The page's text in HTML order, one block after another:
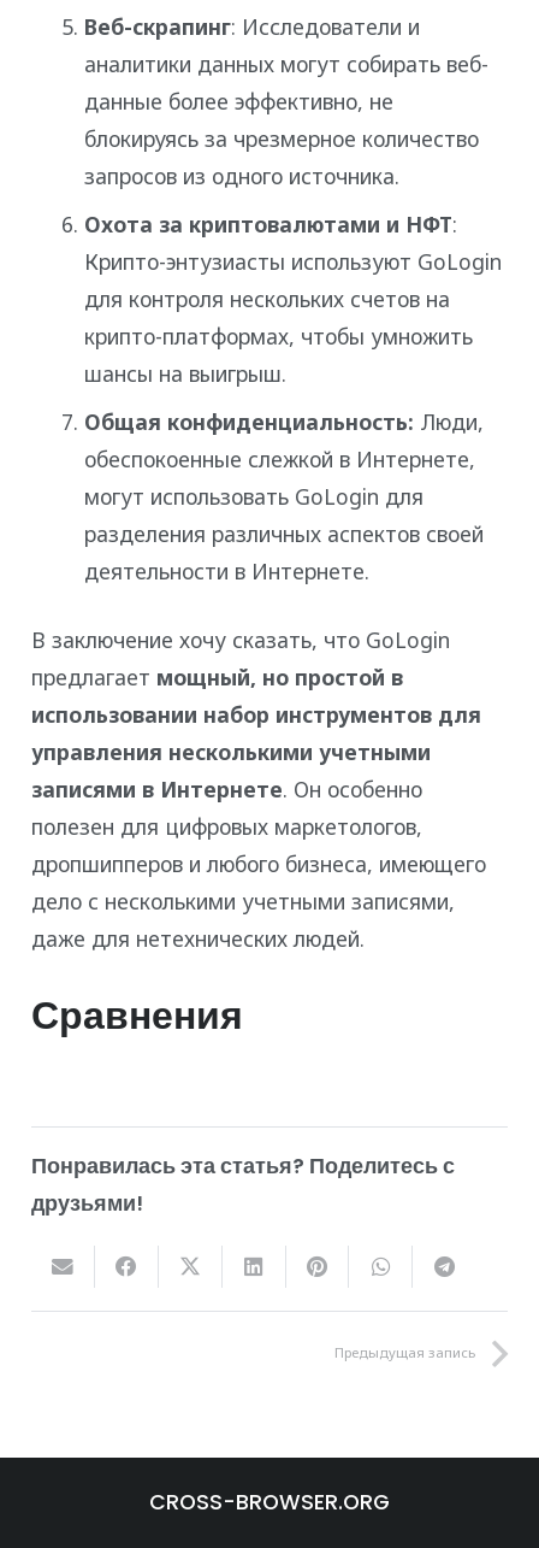
Веб-скрапинг: Исследователи и
аналитики данных могут собирать веб-
данные более эффективно, не
блокируясь за чрезмерное количество
запросов из одного источника.
Охота за криптовалютами и НФТ:
Крипто-энтузиасты используют GoLogin
для контроля нескольких счетов на
крипто-платформах, чтобы умножить
шансы на выигрыш.
Общая конфиденциальность: Люди,
обеспокоенные слежкой в Интернете,
могут использовать GoLogin для
разделения различных аспектов своей
деятельности в Интернете.
В заключение хочу сказать, что GoLogin
предлагает мощный, но простой в
использовании набор инструментов для
управления несколькими учетными
записями в Интернете. Он особенно
полезен для цифровых маркетологов,
дропшипперов и любого бизнеса, имеющего
дело с несколькими учетными записями,
даже для нетехнических людей.
Сравнения
Понравилась эта статья? Поделитесь с
друзьями!
Предыдущая запись
CROSS-BROWSER.ORG